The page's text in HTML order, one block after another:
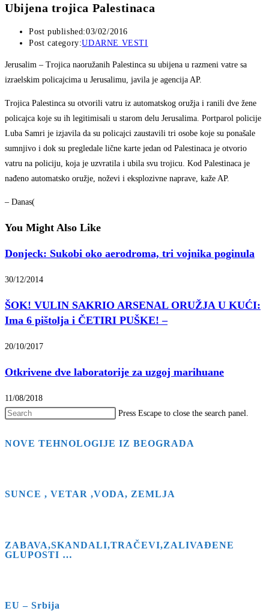
Ubijena trojica Palestinaca
Post published:03/02/2016
Post category:UDARNE VESTI
Jerusalim – Trojica naoružanih Palestinca su ubijena u razmeni vatre sa
izraelskim policajcima u Jerusalimu, javila je agencija AP.
Trojica Palestinca su otvorili vatru iz automatskog oružja i ranili dve žene
policajca koje su ih legitimisali u starom delu Jerusalima. Portparol policije
Luba Samri je izjavila da su policajci zaustavili tri osobe koje su ponašale
sumnjivo i dok su pregledale lične karte jedan od Palestinaca je otvorio
vatru na policiju, koja je uzvratila i ubila svu trojicu. Kod Palestinaca je
nađeno automatsko oružje, noževi i eksplozivne naprave, kaže AP.
– Danas(
You Might Also Like
Donjeck: Sukobi oko aerodroma, tri vojnika poginula
30/12/2014
ŠOK! VULIN SAKRIO ARSENAL ORUŽJA U KUĆI:
Ima 6 pištolja i ČETIRI PUŠKE! –
20/10/2017
Otkrivene dve laboratorije za uzgoj marihuane
11/08/2018
Press Escape to close the search panel.
NOVE TEHNOLOGIJE IZ BEOGRADA
SUNCE , VETAR ,VODA, ZEMLJA
ZABAVA,SKANDALI,TRAČEVI,ZALIVAĐENE
GLUPOSTI …
EU – Srbija